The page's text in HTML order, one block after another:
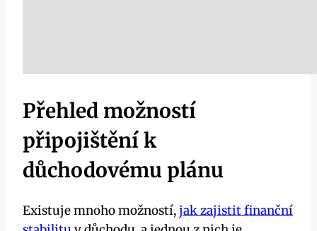
Přehled možností
připojištění k
důchodovému plánu
Existuje mnoho možností,jak zajistit finanční